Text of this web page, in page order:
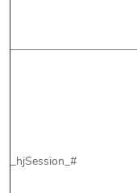
_hjSession_#